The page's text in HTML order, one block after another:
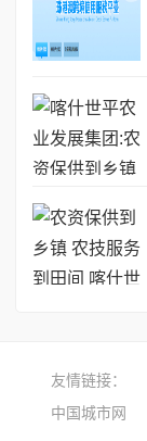
友情链接：
中国城市网